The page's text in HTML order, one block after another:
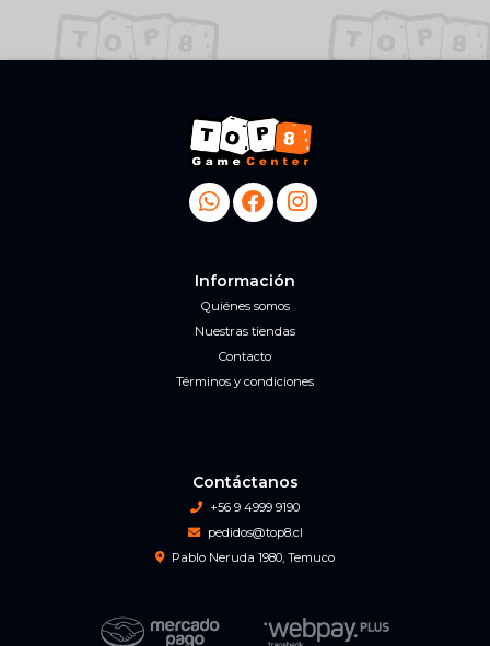
Información
Quiénes somos
Nuestras tiendas
Contacto
Términos y condiciones
Contáctanos
+56 9 4999 9190
pedidos@top8.cl
Pablo Neruda 1980, Temuco